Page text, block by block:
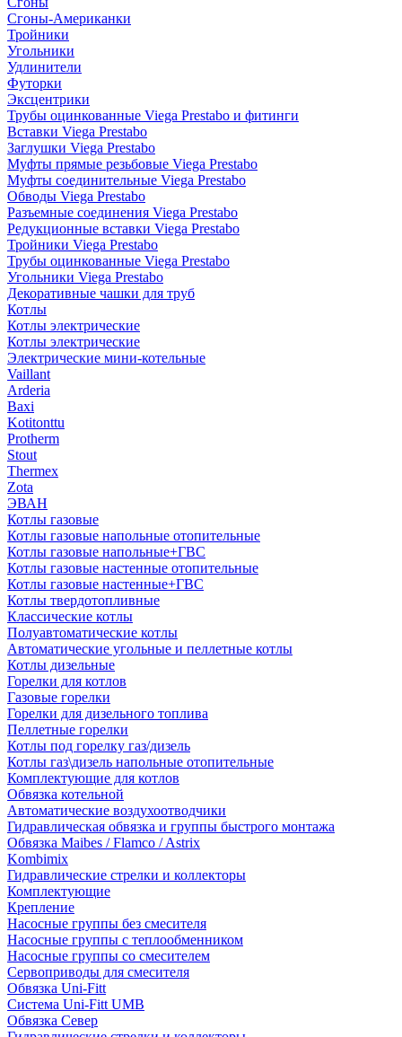
Сгоны-Американки
Тройники
Угольники
Удлинители
Футорки
Эксцентрики
Трубы оцинкованные Viega Prestabo и фитинги
Вставки Viega Prestabo
Заглушки Viega Prestabo
Муфты прямые резьбовые Viega Prestabo
Муфты соединительные Viega Prestabo
Обводы Viega Prestabo
Разъемные соединения Viega Prestabo
Редукционные вставки Viega Prestabo
Тройники Viega Prestabo
Трубы оцинкованные Viega Prestabo
Угольники Viega Prestabo
Декоративные чашки для труб
Котлы
Котлы электрические
Котлы электрические
Электрические мини-котельные
Vaillant
Arderia
Baxi
Kotitonttu
Protherm
Stout
Thermex
Zota
ЭВАН
Котлы газовые
Котлы газовые напольные отопительные
Котлы газовые напольные+ГВС
Котлы газовые настенные отопительные
Котлы газовые настенные+ГВС
Котлы твердотопливные
Классические котлы
Полуавтоматические котлы
Автоматические угольные и пеллетные котлы
Котлы дизельные
Горелки для котлов
Газовые горелки
Горелки для дизельного топлива
Пеллетные горелки
Котлы под горелку газ/дизель
Котлы газ\дизель напольные отопительные
Комплектующие для котлов
Обвязка котельной
Автоматические воздухоотводчики
Гидравлическая обвязка и группы быстрого монтажа
Обвязка Maibes / Flamco / Astrix
Kombimix
Гидравлические стрелки и коллекторы
Комплектующие
Крепление
Насосные группы без смесителя
Насосные группы с теплообменником
Насосные группы со смесителем
Сервоприводы для смесителя
Обвязка Uni-Fitt
Система Uni-Fitt UMB
Обвязка Север